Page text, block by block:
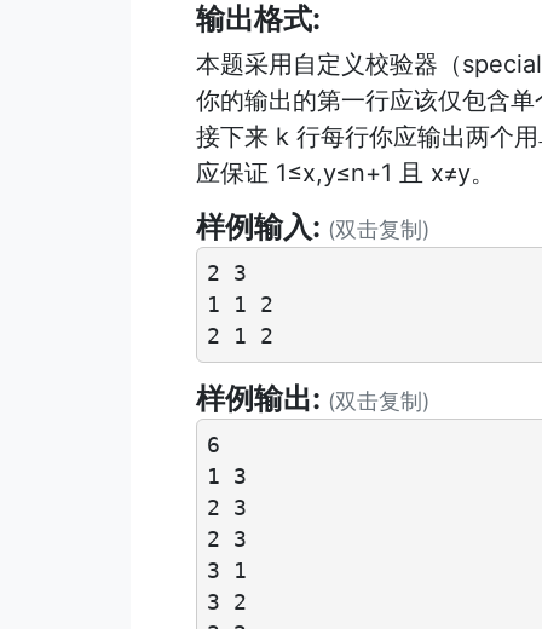
输出格式:
本题采用自定义校验器（
你的输出的第一行应该仅包含
接下来 k 行每行你应输出两个
应保证 1≤x,y≤n+1 且 x≠y。
样例输入: (双击复制)
2 3
1 1 2
样例输出: (双击复制)
6
1 3
2 3
2 3
3 1
3 2